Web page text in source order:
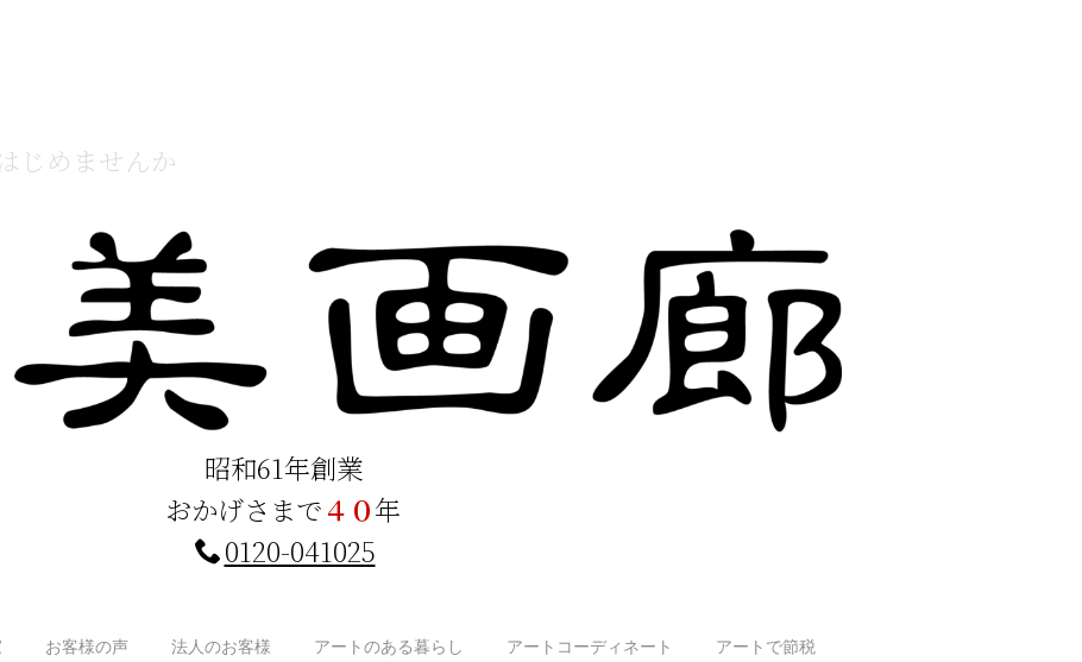
じめませんか
昭和61年創業
おかげさまで４０年
0120-041025
お客様の声 法人のお客様 アートのある暮らし アートコーディネート
アートで節税